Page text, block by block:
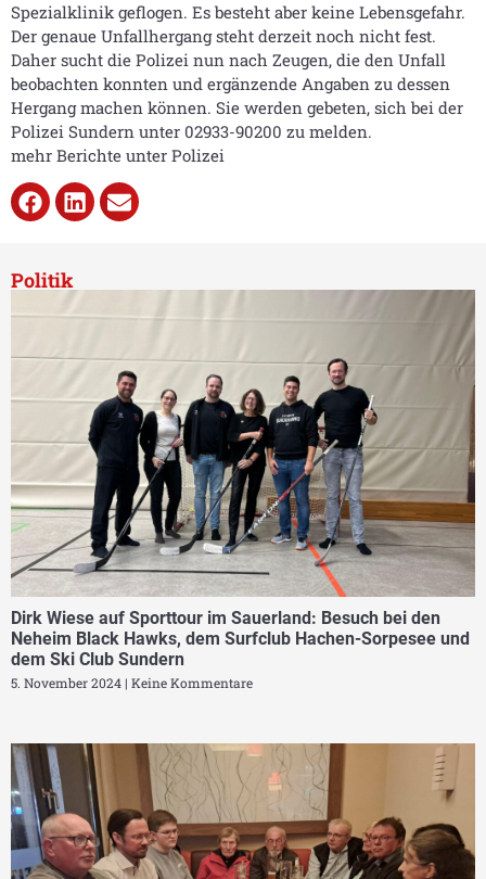
Spezialklinik geflogen. Es besteht aber keine Lebensgefahr.
Der genaue Unfallhergang steht derzeit noch nicht fest.
Daher sucht die Polizei nun nach Zeugen, die den Unfall
beobachten konnten und ergänzende Angaben zu dessen
Hergang machen können. Sie werden gebeten, sich bei der
Polizei Sundern unter 02933-90200 zu melden.
mehr Berichte unter Polizei
Politik
Dirk Wiese auf Sporttour im Sauerland: Besuch bei den
Neheim Black Hawks, dem Surfclub Hachen-Sorpesee und
dem Ski Club Sundern
5. November 2024 Keine Kommentare